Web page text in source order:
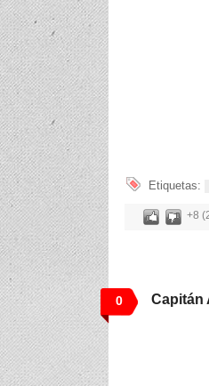
Etiquetas:
+8
0 Capitán